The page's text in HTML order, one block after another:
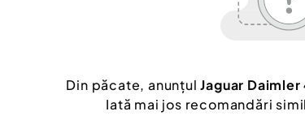
Din păcate, anunțulJaguar
Iată mai jos recomandări